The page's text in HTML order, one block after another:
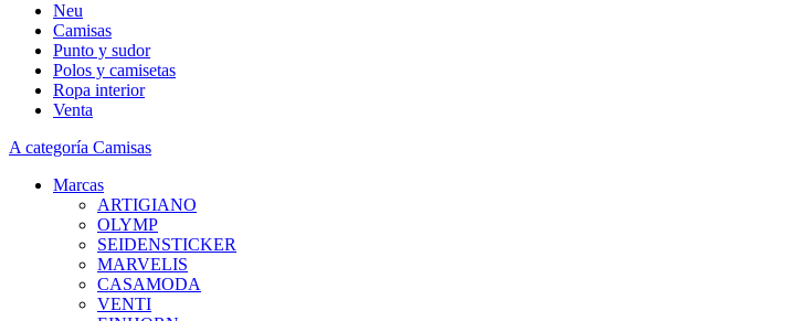
Neu
Camisas
Punto y sudor
Polos y camisetas
Ropa interior
Venta
A categoría Camisas
Marcas
ARTIGIANO
OLYMP
SEIDENSTICKER
MARVELIS
CASAMODA
VENTI